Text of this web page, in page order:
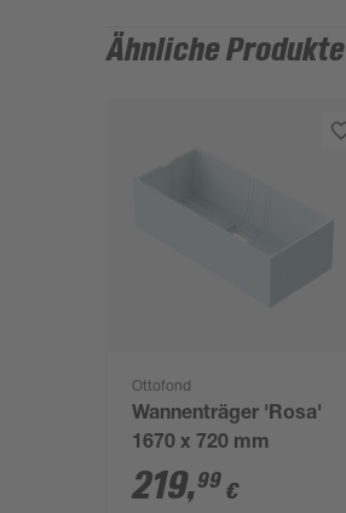
Ähnliche Produkte
Ottofond
Wannenträger 'Rosa'
1670 x 720 mm
219,99 €